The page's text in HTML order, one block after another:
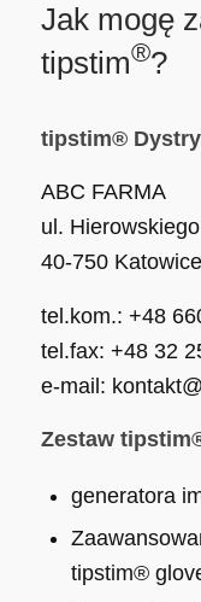
Jak mogę
tipstim®?
tipstim®
ABC FARMA
ul.
40-750 Katowice
tel.kom.: +48
tel.fax: +48 32
e-mail:
Zestaw
generatora
tipstim®